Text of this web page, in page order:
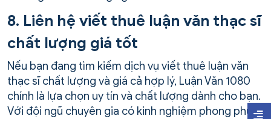
8. Liên hệ viết thuê luận văn thạc sĩ
chất lượng giá tốt
Nếu bạn đang tìm kiếm dịch vụ viết thuê luận văn
thạc sĩ chất lượng và giá cả hợp lý, Luận Văn 1080
chính là lựa chọn uy tín và chất lượng dành cho bạn.
Với đội ngũ chuyên gia có kinh nghiệm phong phú